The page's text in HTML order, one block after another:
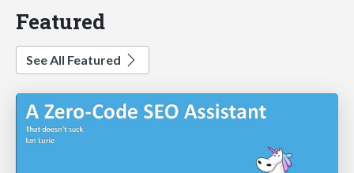
Featured
See All Featured